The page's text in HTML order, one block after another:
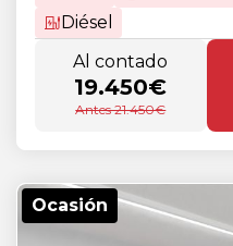
Diésel
Al contado
19.450€
Antes 21.450€
Ocasión